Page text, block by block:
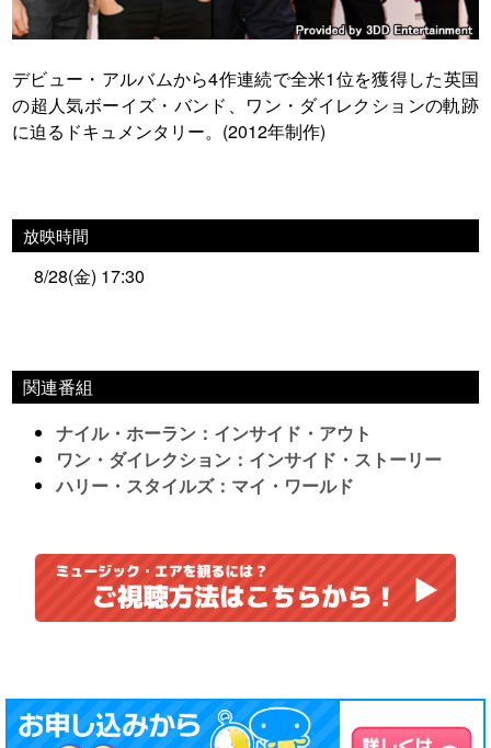
デビュー・アルバムから4作連続で全米1位を獲得した英国
の超人気ボーイズ・バンド、ワン・ダイレクションの軌跡
に迫るドキュメンタリー。(2012年制作)
放映時間
8/28(金) 17:30
関連番組
ナイル・ホーラン：インサイド・アウト
ワン・ダイレクション：インサイド・ストーリー
ハリー・スタイルズ：マイ・ワールド